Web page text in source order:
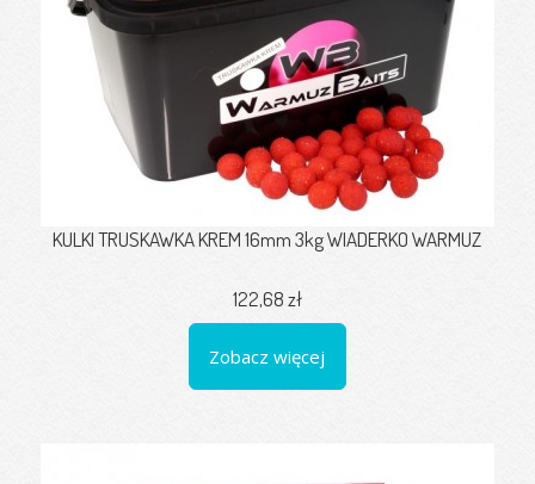
KULKI TRUSKAWKA KREM 16mm 3kg WIADERKO WARMUZ
122,68 zł
Zobacz więcej